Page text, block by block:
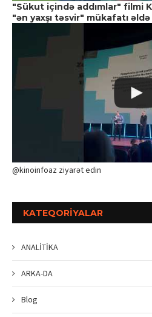
"Sükut içində addımlar" filmi
"ən yaxşı təsvir" mükafatı
@kinoinfoaz ziyarət edin
KATEQORIYALAR
ANALİTİKA
ARKA-DA
Blog